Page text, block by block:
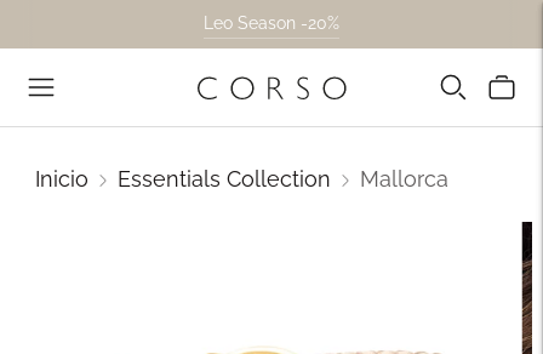
Leo Season -20%
Inicio Essentials Collection Mallorca